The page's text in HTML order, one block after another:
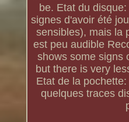
be. Etat du
signes d'avoir été
sensibles), mais la
est peu audible
shows some signs
but there is very
Etat de la
quelques traces